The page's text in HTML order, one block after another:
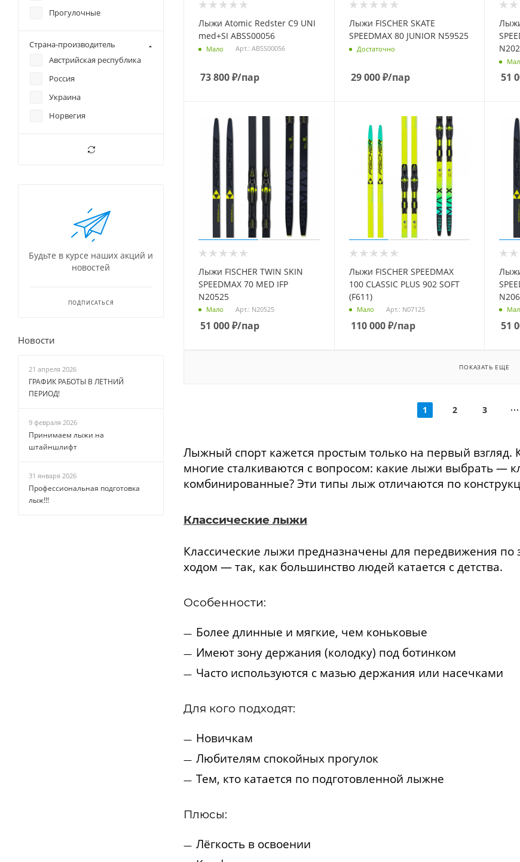
Лыжи Atomic Redster C9 UNI
med+SI ABSS00056
Мало Арт.: ABSS00056
73 800₽/пар
Лыжи FISCHER SKATE
SPEEDMAX 80 JUNIOR N59525
Достаточно
29 000₽/пар 51
Лыжи FISCHER TWIN SKIN
SPEEDMAX 70 MED IFP
N20525
Мало Арт.: N20525
51 000₽/пар
Лыжи FISCHER SPEEDMAX
100 CLASSIC PLUS 902 SOFT
(F611)
Мало Арт.: N07125
110 000₽/пар 51
ПОКАЗАТЬ ЕЩЕ
1 2 3
Лыжный спорт кажется простым только на первый взгляд.
многие сталкиваются с вопросом: какие лыжи выбрать —
комбинированные? Эти типы лыж отличаются по
Классические лыжи
Классические лыжи предназначены для передвижения
ходом — так, как большинство людей катается с детства.
Особенности:
Более длинные и мягкие, чем коньковые
Имеют зону держания (колодку) под ботинком
Часто используются с мазью держания или насечками
Для кого подходят:
Новичкам
Любителям спокойных прогулок
Тем, кто катается по подготовленной лыжне
Плюсы:
Лёгкость в освоении
Прогулочные
Страна-производитель
Австрийская республика
Россия
Украина
Норвегия
Будьте в курсе наших акций и
новостей
ПОДПИСАТЬСЯ
Новости
21 апреля 2026
ГРАФИК РАБОТЫ В ЛЕТНИЙ
ПЕРИОД!
9 февраля 2026
Принимаем лыжи на
штайншлифт
31 января 2026
Профессиональная подготовка
лыж!!!